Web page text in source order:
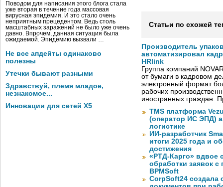
Поводом для написания этого блога стала
уже вторая в течение года массовая
вирусная эпидемия. И это стало очень
неприятным прецедентом. Ведь столь
масштабных заражений не было уже очень
давно. Впрочем, данная ситуация была
ожидаемой. Эпидемию вызвали …
Не все апдейты одинаково
полезны
Утечки бывают разными
Здравствуй, племя младое,
незнакомое...
Инновации для сетей X5
Статьи по схожей
Производитель
автоматизировал
HRlink
Группа компаний
от бумаги в кадровом
электронный формат
рабочих
иностранных граждан.
TMS платформа
(оператор ИС ЭПД)
логистике
ИИ-разработчик
итоги 2025 года и
достижения
«РТД-Карго» вдвое
обработки заявок
BPMSoft
CorpSoft24 создала